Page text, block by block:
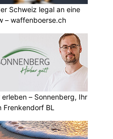
Schweiz legal an eine
– waffenboerse.ch
– Sonnenberg, Ihr
BL